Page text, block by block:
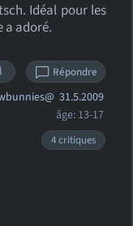
Idéal pour les
a adoré.
Répondre
31.5.2009
âge: 13-17
4 critiques